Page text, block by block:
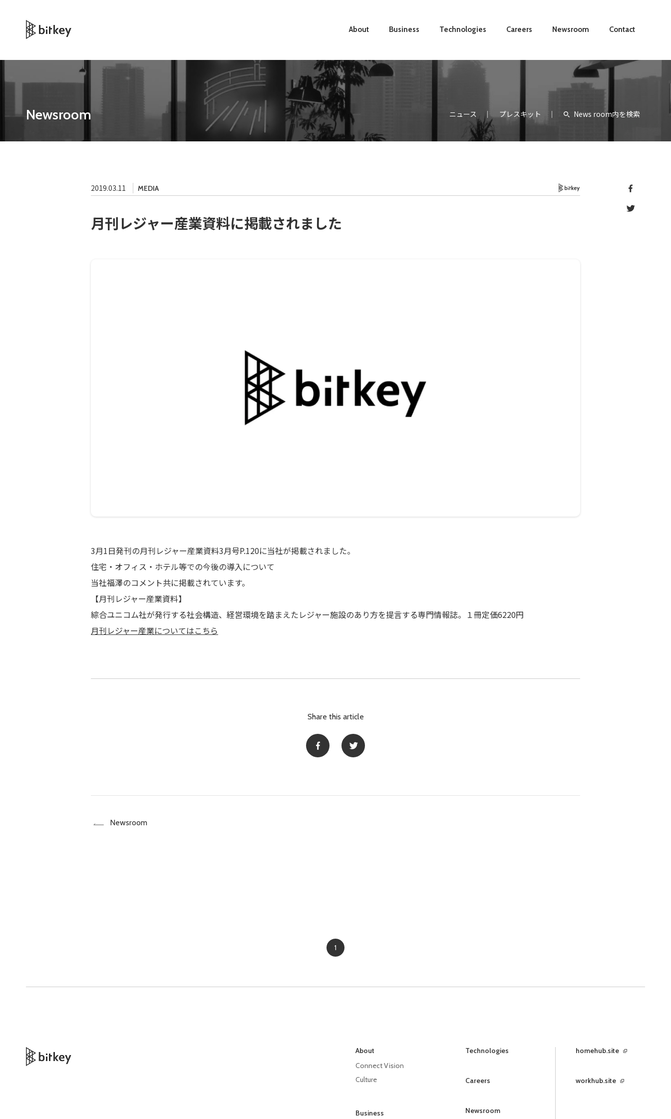
About Business Technologies Careers Newsroom Contact
Newsroom ニュース プレスキット News room内を検索
2019.03.11 MEDIA
月刊レジャー産業資料に掲載されました
3月1日発刊の月刊レジャー産業資料3月号P.120に当社が掲載されました。
住宅・オフィス・ホテル等での今後の導入について
当社福澤のコメント共に掲載されています。
【月刊レジャー産業資料】
綜合ユニコム社が発行する社会構造、経営環境を踏まえたレジャー施設のあり方を提言する専門情報誌。１冊定価6220円
月刊レジャー産業についてはこちら
Share this article
Newsroom
1
About
Connect Vision
Culture
Business
Technologies
Careers
Newsroom
homehub.site
workhub.site